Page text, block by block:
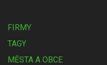
FIRMY
TAGY
MĚSTA A OBCE